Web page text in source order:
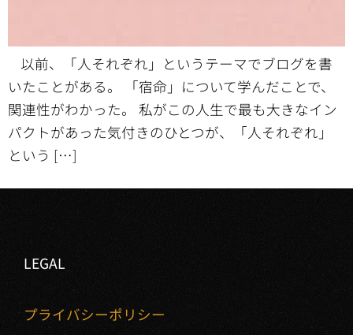
以前、「人それぞれ」というテーマでブログを書
いたことがある。 「宿命」について学んだことで、
関連性がわかった。 私がこの人生で最も大きなイン
パクトがあった気付きのひとつが、「人それぞれ」
という […]
LEGAL
プライバシーポリシー